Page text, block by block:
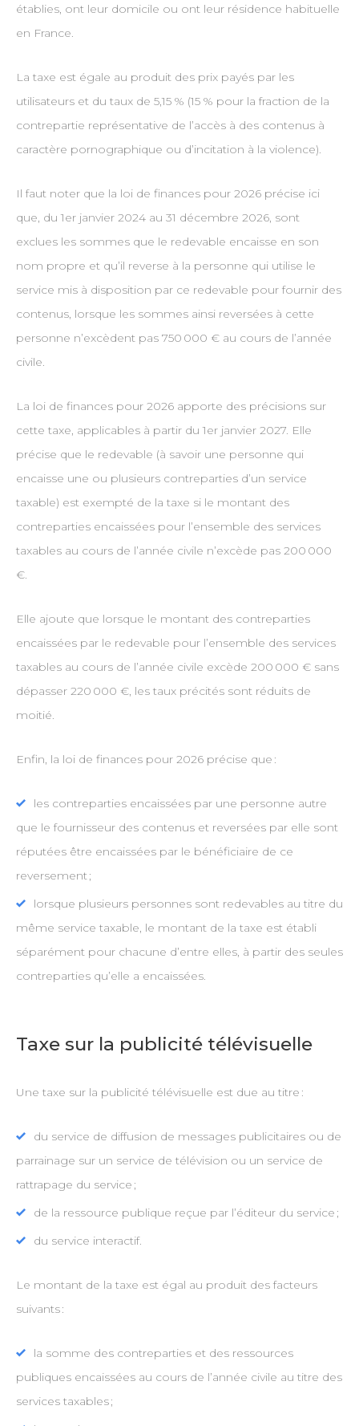
établies, ont leur domicile ou ont leur résidence habituelle
en France.
La taxe est égale au produit des prix payés par les
utilisateurs et du taux de 5,15 % (15 % pour la fraction de la
contrepartie représentative de l’accès à des contenus à
caractère pornographique ou d’incitation à la violence).
Il faut noter que la loi de finances pour 2026 précise ici
que, du 1er janvier 2024 au 31 décembre 2026, sont
exclues les sommes que le redevable encaisse en son
nom propre et qu’il reverse à la personne qui utilise le
service mis à disposition par ce redevable pour fournir des
contenus, lorsque les sommes ainsi reversées à cette
personne n’excèdent pas 750 000 € au cours de l’année
civile.
La loi de finances pour 2026 apporte des précisions sur
cette taxe, applicables à partir du 1er janvier 2027. Elle
précise que le redevable (à savoir une personne qui
encaisse une ou plusieurs contreparties d’un service
taxable) est exempté de la taxe si le montant des
contreparties encaissées pour l’ensemble des services
taxables au cours de l’année civile n’excède pas 200 000
€.
Elle ajoute que lorsque le montant des contreparties
encaissées par le redevable pour l’ensemble des services
taxables au cours de l’année civile excède 200 000 € sans
dépasser 220 000 €, les taux précités sont réduits de
moitié.
Enfin, la loi de finances pour 2026 précise que :
les contreparties encaissées par une personne autre
que le fournisseur des contenus et reversées par elle sont
réputées être encaissées par le bénéficiaire de ce
reversement ;
lorsque plusieurs personnes sont redevables au titre du
même service taxable, le montant de la taxe est établi
séparément pour chacune d’entre elles, à partir des seules
contreparties qu’elle a encaissées.
Taxe sur la publicité télévisuelle
Une taxe sur la publicité télévisuelle est due au titre :
du service de diffusion de messages publicitaires ou de
parrainage sur un service de télévision ou un service de
rattrapage du service ;
de la ressource publique reçue par l’éditeur du service ;
du service interactif.
Le montant de la taxe est égal au produit des facteurs
suivants :
la somme des contreparties et des ressources
publiques encaissées au cours de l’année civile au titre des
services taxables ;